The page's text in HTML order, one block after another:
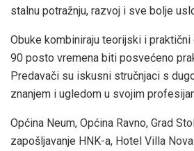
stalnu potražnju, razvoj i sve bolje
Obuke kombiniraju teorijski i praktični
90 posto vremena biti posvećeno
Predavači su iskusni stručnjaci s
znanjem i ugledom u svojim
Općina Neum, Općina Ravno, Grad
zapošljavanje HNK-a, Hotel Villa